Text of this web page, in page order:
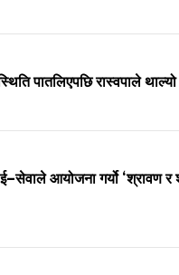
पातलिएपछि रास्वपाले थाल्यो
आयोजना गर्यो ‘श्रावण र